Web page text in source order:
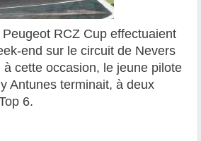
RCZ Cup effectuaient
end sur le circuit de Nevers
cette occasion, le jeune pilote
Antunes terminait, à deux
6.